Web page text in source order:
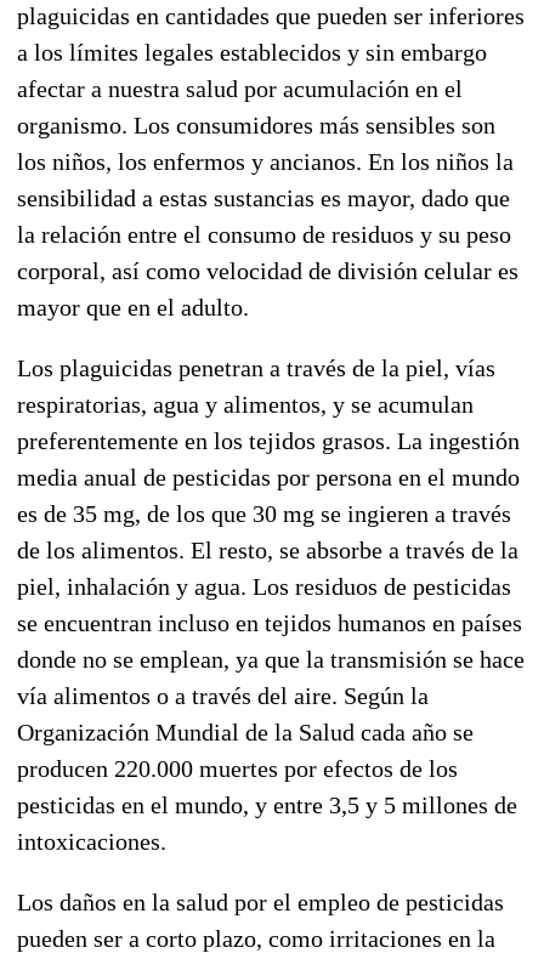
plaguicidas en cantidades que pueden ser inferiores
a los límites legales establecidos y sin embargo
afectar a nuestra salud por acumulación en el
organismo. Los consumidores más sensibles son
los niños, los enfermos y ancianos. En los niños la
sensibilidad a estas sustancias es mayor, dado que
la relación entre el consumo de residuos y su peso
corporal, así como velocidad de división celular es
mayor que en el adulto.
Los plaguicidas penetran a través de la piel, vías
respiratorias, agua y alimentos, y se acumulan
preferentemente en los tejidos grasos. La ingestión
media anual de pesticidas por persona en el mundo
es de 35 mg, de los que 30 mg se ingieren a través
de los alimentos. El resto, se absorbe a través de la
piel, inhalación y agua. Los residuos de pesticidas
se encuentran incluso en tejidos humanos en países
donde no se emplean, ya que la transmisión se hace
vía alimentos o a través del aire. Según la
Organización Mundial de la Salud cada año se
producen 220.000 muertes por efectos de los
pesticidas en el mundo, y entre 3,5 y 5 millones de
intoxicaciones.
Los daños en la salud por el empleo de pesticidas
pueden ser a corto plazo, como irritaciones en la